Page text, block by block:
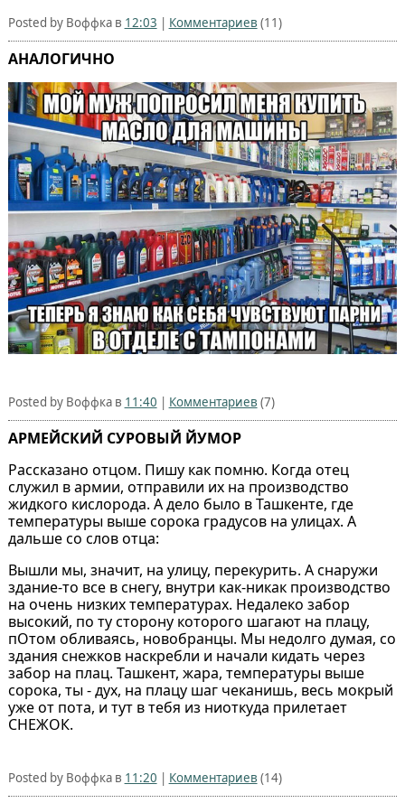
Posted by Воффка в 12:03 | Комментариев (11)
АНАЛОГИЧНО
Posted by Воффка в 11:40 | Комментариев (7)
АРМЕЙСКИЙ СУРОВЫЙ ЙУМОР
Рассказано отцом. Пишу как помню. Когда отец
служил в армии, отправили их на производство
жидкого кислорода. А дело было в Ташкенте, где
температуры выше сорока градусов на улицах. А
дальше со слов отца:
Вышли мы, значит, на улицу, перекурить. А снаружи
здание-то все в снегу, внутри как-никак производство
на очень низких температурах. Недалеко забор
высокий, по ту сторону которого шагают на плацу,
пОтом обливаясь, новобранцы. Мы недолго думая, со
здания снежков наскребли и начали кидать через
забор на плац. Ташкент, жара, температуры выше
сорока, ты - дух, на плацу шаг чеканишь, весь мокрый
уже от пота, и тут в тебя из ниоткуда прилетает
СНЕЖОК.
Posted by Воффка в 11:20 | Комментариев (14)